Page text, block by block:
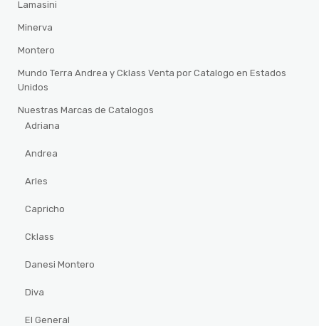
Lamasini
Minerva
Montero
Mundo Terra Andrea y Cklass Venta por Catalogo en Estados
Unidos
Nuestras Marcas de Catalogos
Adriana
Andrea
Arles
Capricho
Cklass
Danesi Montero
Diva
El General